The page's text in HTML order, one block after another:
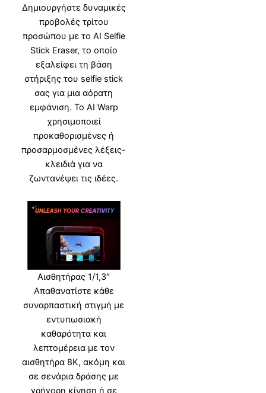
Δημιουργήστε δυναμικές
προβολές τρίτου
προσώπου με το AI Selfie
Stick Eraser, το οποίο
εξαλείφει τη βάση
στήριξης του selfie stick
σας για μια αόρατη
εμφάνιση. Το AI Warp
χρησιμοποιεί
προκαθορισμένες ή
προσαρμοσμένες λέξεις-
κλειδιά για να
ζωντανέψει τις ιδέες.
Αισθητήρας 1/1,3″
Απαθανατίστε κάθε
συναρπαστική στιγμή με
εντυπωσιακή
καθαρότητα και
λεπτομέρεια με τον
αισθητήρα 8K, ακόμη και
σε σενάρια δράσης με
γρήγορη κίνηση ή σε